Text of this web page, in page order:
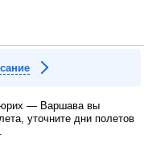
— Варшава вы
уточните дни полетов